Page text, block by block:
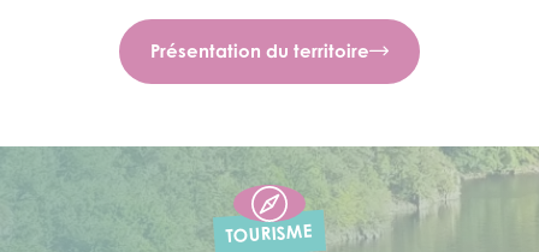
Présentation du territoire
TOURISME